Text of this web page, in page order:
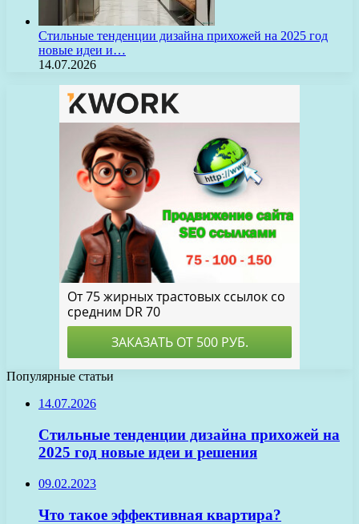
Стильные тенденции дизайна прихожей на 2025 год
новые идеи и…
14.07.2026
Популярные статьи
14.07.2026
Стильные тенденции дизайна прихожей на
2025 год новые идеи и решения
09.02.2023
Что такое эффективная квартира?